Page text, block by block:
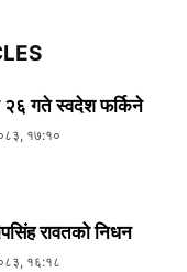
२६ गते स्वदेश फर्किने
१७:१०
रावतको निधन
१६:१८